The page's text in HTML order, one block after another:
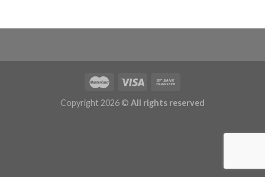
Copyright 2026 © All rights reserved